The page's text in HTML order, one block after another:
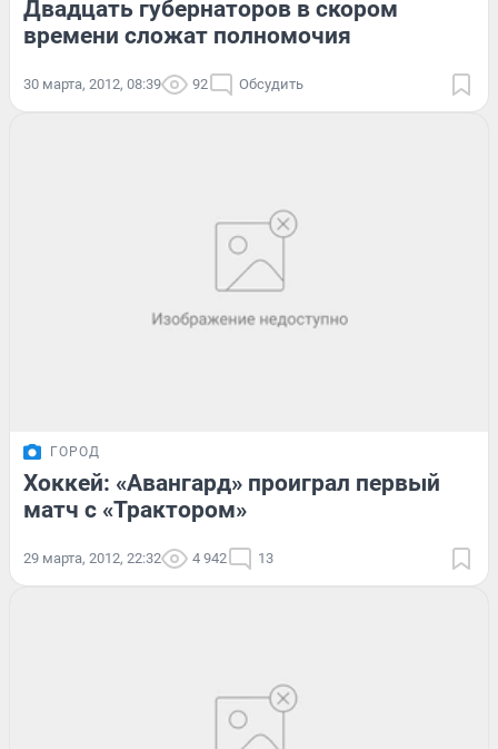
Двадцать губернаторов в скором
времени сложат полномочия
30 марта, 2012, 08:39 92 Обсудить
ГОРОД
Хоккей: «Авангард» проиграл первый
матч с «Трактором»
29 марта, 2012, 22:32 4 942 13